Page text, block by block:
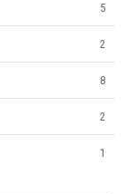
5
2
8
2
1